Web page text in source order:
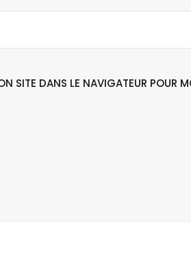
SITE DANS LE NAVIGATEUR POUR